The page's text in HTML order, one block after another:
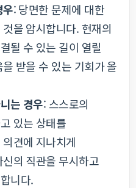
우: 당면한 문제에 대한
을 암시합니다. 현재의
될 수 있는 길이 열릴
받을 수 있는 기회가 올
는 경우: 스스로의
있는 상태를
견에 지나치게
의 직관을 무시하고
니다.